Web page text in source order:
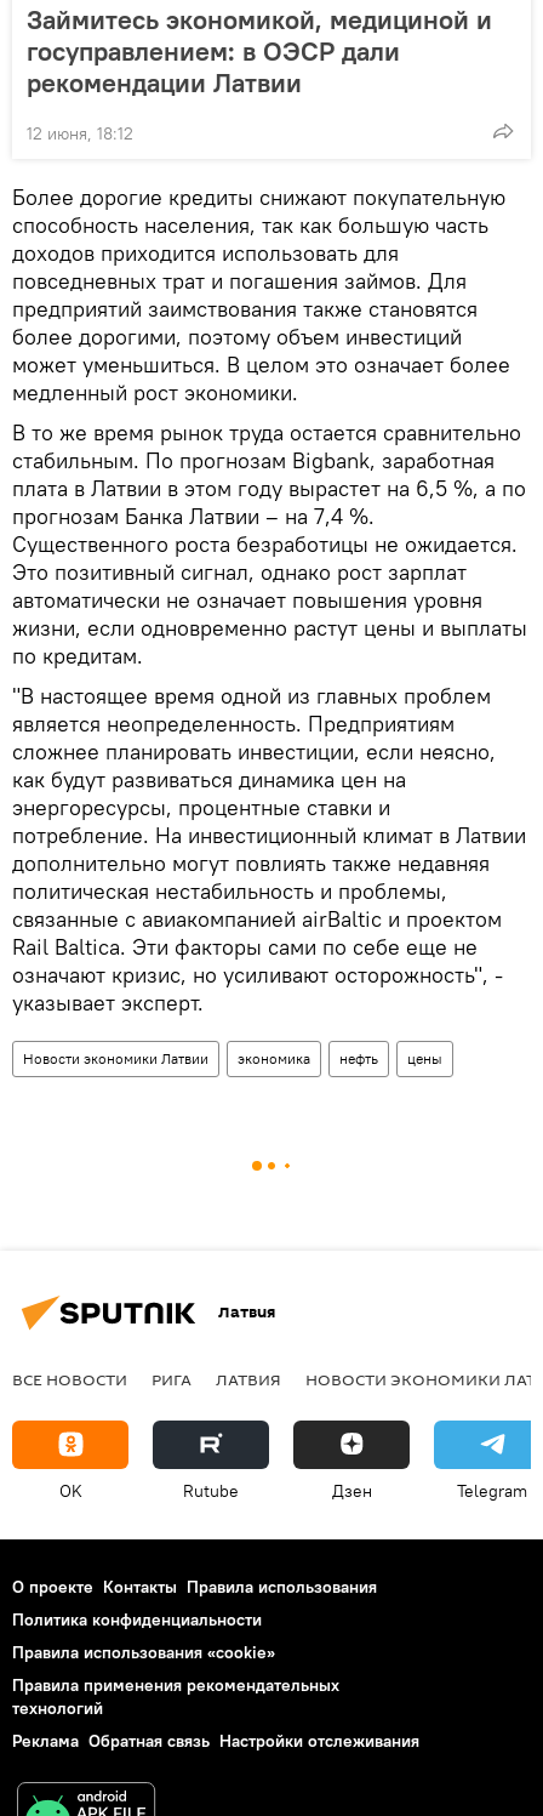
Займитесь экономикой, медициной и
госуправлением: в ОЭСР дали
рекомендации Латвии
12 июня, 18:12
Более дорогие кредиты снижают покупательную
способность населения, так как большую часть
доходов приходится использовать для
повседневных трат и погашения займов. Для
предприятий заимствования также становятся
более дорогими, поэтому объем инвестиций
может уменьшиться. В целом это означает более
медленный рост экономики.
В то же время рынок труда остается сравнительно
стабильным. По прогнозам Bigbank, заработная
плата в Латвии в этом году вырастет на 6,5 %, а по
прогнозам Банка Латвии – на 7,4 %.
Существенного роста безработицы не ожидается.
Это позитивный сигнал, однако рост зарплат
автоматически не означает повышения уровня
жизни, если одновременно растут цены и выплаты
по кредитам.
"В настоящее время одной из главных проблем
является неопределенность. Предприятиям
сложнее планировать инвестиции, если неясно,
как будут развиваться динамика цен на
энергоресурсы, процентные ставки и
потребление. На инвестиционный климат в Латвии
дополнительно могут повлиять также недавняя
политическая нестабильность и проблемы,
связанные с авиакомпанией airBaltic и проектом
Rail Baltica. Эти факторы сами по себе еще не
означают кризис, но усиливают осторожность", -
указывает эксперт.
Новости экономики Латвии экономика нефть цены
Латвия
ВСЕ НОВОСТИ РИГА ЛАТВИЯ НОВОСТИ ЭКОНОМИКИ
OK Rutube Дзен Telegram
О проекте Контакты Правила использования
Политика конфиденциальности
Правила использования «cookie»
Правила применения рекомендательных
технологий
Реклама Обратная связь Настройки отслеживания